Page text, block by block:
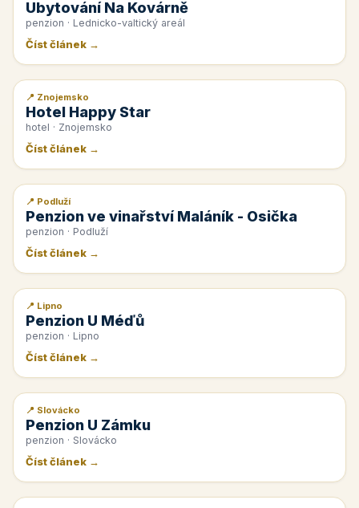
Ubytování Na Kovárně
penzion · Lednicko-valtický areál
Číst článek →
📰 PR článek
📍 Znojemsko
Hotel Happy Star
hotel · Znojemsko
Číst článek →
📰 PR článek
📍 Podluží
Penzion ve vinařství Maláník - Osička
penzion · Podluží
Číst článek →
📰 PR článek
📍 Lipno
Penzion U Méďů
penzion · Lipno
Číst článek →
📰 PR článek
📍 Slovácko
Penzion U Zámku
penzion · Slovácko
Číst článek →